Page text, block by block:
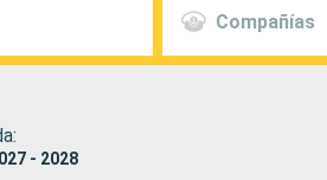
Compañías
- 2028